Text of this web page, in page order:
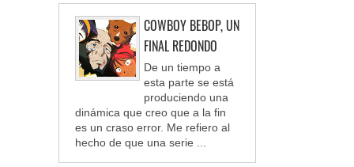
COWBOY BEBOP, UN
FINAL REDONDO
De un tiempo a
esta parte se está
produciendo una
dinámica que creo que a la fin
es un craso error. Me refiero al
hecho de que una serie ...